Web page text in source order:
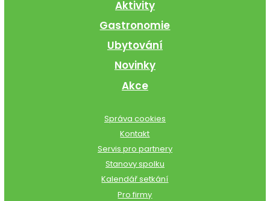
Aktivity
Gastronomie
Ubytování
Novinky
Akce
Správa cookies
Kontakt
Servis pro partnery
Stanovy spolku
Kalendář setkání
Pro firmy